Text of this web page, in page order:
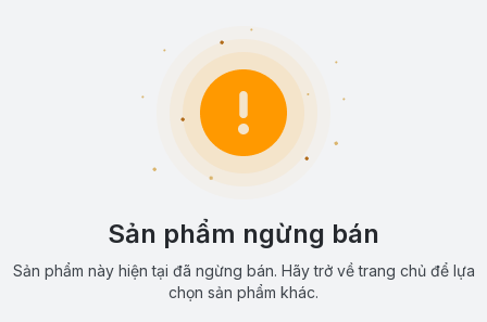
Sản phẩm ngừng bán
Sản phẩm này hiện tại đã ngừng bán. Hãy trở về trang chủ để lựa
chọn sản phẩm khác.